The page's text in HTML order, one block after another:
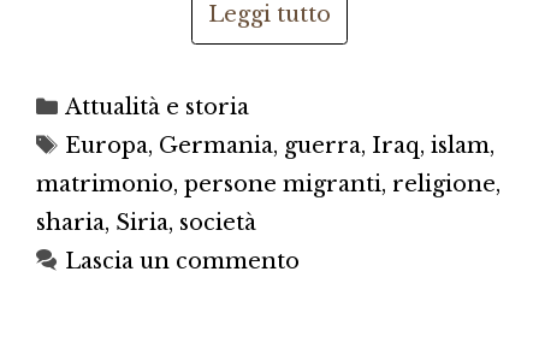
Leggi tutto
Categorie
Attualità e storia
Tag
Europa, Germania, guerra, Iraq, islam,
matrimonio, persone migranti, religione,
sharia, Siria, società
Lascia un commento